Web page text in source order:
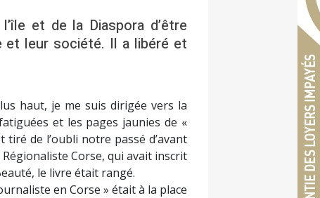
et de la Diaspora d’être
et leur société. Il a libéré et
haut, je me suis dirigée vers la
et les pages jaunies de «
de l’oubli notre passé d’avant
Corse, qui avait inscrit
le livre était rangé.
en Corse » était à la place